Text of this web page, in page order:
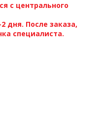
с центрального
дня. После заказа,
специалиста.